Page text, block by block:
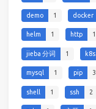
demo 1 docker
helm 1 http 1
jieba 分词 1 k8s
mysql 1 pip 3
shell 1 ssh 2